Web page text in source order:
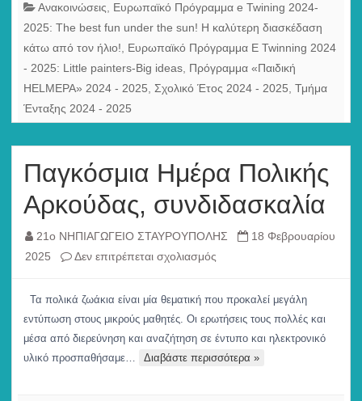
Ανακοινώσεις
Ευρωπαϊκό Πρόγραμμα e Twining 2024-
2025: The best fun under the sun! Η καλύτερη διασκέδαση
κάτω από τον ήλιο!
Ευρωπαϊκό Πρόγραμμα E Twinning 2024
- 2025: Little painters-Big ideas Πρόγραμμα «Παιδική
HELMEPA» 2024 - 2025
Σχολικό Έτος 2024 - 2025 Τμήμα
Ένταξης 2024 - 2025
Παγκόσμια Ημέρα Πολικής
Αρκούδας, συνδιδασκαλία
21ο ΝΗΠΙΑΓΩΓΕΙΟ ΣΤΑΥΡΟΥΠΟΛΗΣ
18 Φεβρουαρίου
2025
Δεν επιτρέπεται σχολιασμός
Ημέρα
Πολικής
Αρκούδας,
συνδιδασκαλία
Τα πολικά ζωάκια είναι μία θεματική που προκαλεί μεγάλη
εντύπωση στους μικρούς μαθητές. Οι ερωτήσεις τους πολλές και
μέσα από διερεύνηση και αναζήτηση σε έντυπο και ηλεκτρονικό
υλικό προσπαθήσαμε…
Διαβάστε περισσότερα »